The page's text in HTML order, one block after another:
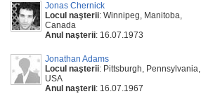
Jonas Chernick
Locul naşterii: Winnipeg, Manitoba,
Canada
Anul naşterii: 16.07.1973
Jonathan Adams
Locul naşterii: Pittsburgh, Pennsylvania,
USA
Anul naşterii: 16.07.1967